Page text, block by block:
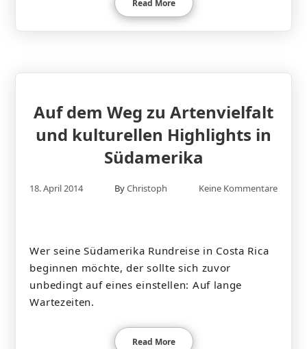
Read More
Auf dem Weg zu Artenvielfalt
und kulturellen Highlights in
Südamerika
18. April 2014 ByChristoph Keine Kommentare
Wer seine Südamerika Rundreise in Costa Rica
beginnen möchte, der sollte sich zuvor
unbedingt auf eines einstellen: Auf lange
Wartezeiten.
Read More